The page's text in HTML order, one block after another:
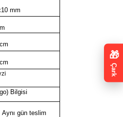
mm
Bilgisi
Aynı gün teslim
🎁
Çark